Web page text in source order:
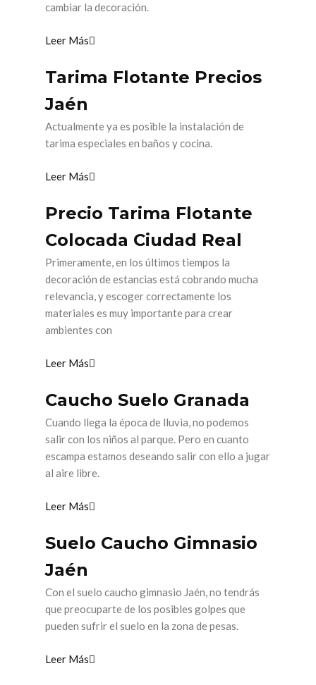
cambiar la decoración.
Leer Más
Tarima Flotante Precios
Jaén
Actualmente ya es posible la instalación de
tarima especiales en baños y cocina.
Leer Más
Precio Tarima Flotante
Colocada Ciudad Real
Primeramente, en los últimos tiempos la
decoración de estancias está cobrando mucha
relevancia, y escoger correctamente los
materiales es muy importante para crear
ambientes con
Leer Más
Caucho Suelo Granada
Cuando llega la época de lluvia, no podemos
salir con los niños al parque. Pero en cuanto
escampa estamos deseando salir con ello a jugar
al aire libre.
Leer Más
Suelo Caucho Gimnasio
Jaén
Con el suelo caucho gimnasio Jaén, no tendrás
que preocuparte de los posibles golpes que
pueden sufrir el suelo en la zona de pesas.
Leer Más